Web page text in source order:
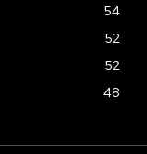
54
52
52
48